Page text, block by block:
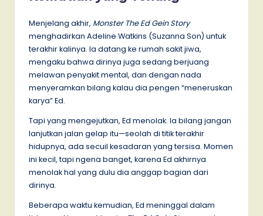
Menjelang akhir, Monster The Ed Gein Story
menghadirkan Adeline Watkins (Suzanna Son) untuk
terakhir kalinya. Ia datang ke rumah sakit jiwa,
mengaku bahwa dirinya juga sedang berjuang
melawan penyakit mental, dan dengan nada
menyeramkan bilang kalau dia pengen “meneruskan
karya” Ed.
Tapi yang mengejutkan, Ed menolak. Ia bilang jangan
lanjutkan jalan gelap itu—seolah di titik terakhir
hidupnya, ada secuil kesadaran yang tersisa. Momen
ini kecil, tapi ngena banget, karena Ed akhirnya
menolak hal yang dulu dia anggap bagian dari
dirinya.
Beberapa waktu kemudian, Ed meninggal dalam